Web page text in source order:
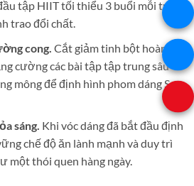
tập HIIT tối thiểu 3 buổi mỗi tuần
trao đổi chất.
cong. Cắt giảm tinh bột hoàn
cường các bài tập tập trung sâu
mông để định hình phom dáng S-
sáng. Khi vóc dáng đã bắt đầu định
chế độ ăn lành mạnh và duy trì
một thói quen hàng ngày.